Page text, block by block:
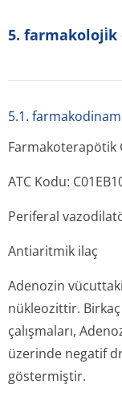
5.
5.1.
Farmakoterapötik
ATC Kodu:
Periferal
Antiaritmik ilaç
Adenozin
nükleozittir.
çalışmaları,
üzerinde negatif
göstermiştir.